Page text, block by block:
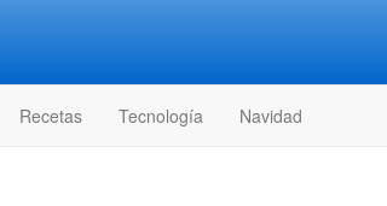
Recetas Tecnología Navidad